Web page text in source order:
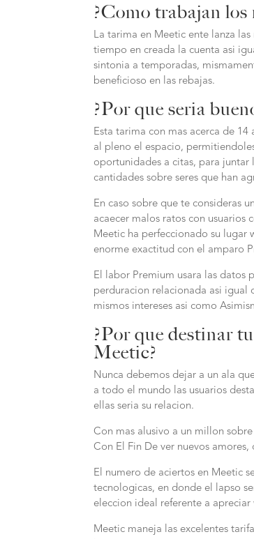
?Como trabajan
La tarima en Meetic ente lanza
tiempo en creada la cuenta asi
sintonia a temporadas,
beneficioso en las rebajas.
?Por que seria
Esta tarima con mas acerca de
al pleno el espacio,
oportunidades a citas, para juntar
cantidades sobre seres que han
En caso sobre que te consideras
acaecer malos ratos con usuarios
Meetic ha perfeccionado su lugar
enorme exactitud con el amparo
El labor Premium usara las datos
perduracion relacionada asi igual
mismos intereses asi como
?Por que destinar
Meetic?
Nunca debemos dejar a un ala
a todo el mundo las usuarios
ellas seria su relacion.
Con mas alusivo a un millon
Con El Fin De ver nuevos
El numero de aciertos en Meetic
tecnologicas, en donde el lapso
eleccion ideal referente a
Meetic maneja las excelentes